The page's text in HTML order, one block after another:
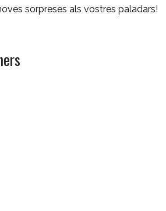
sorpreses als vostres paladars!